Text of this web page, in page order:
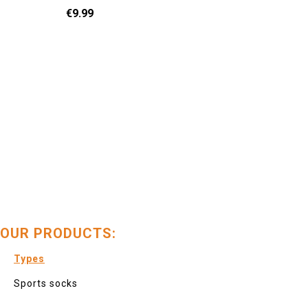
€9.99
OUR PRODUCTS:
Types
Sports socks